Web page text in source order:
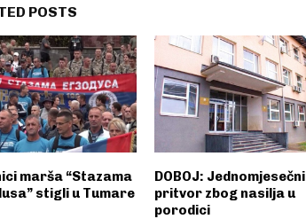
POSTS
marša “Stazama
stigli u Tumare
DOBOJ: Jednomjesečni
pritvor zbog nasilja u
porodici